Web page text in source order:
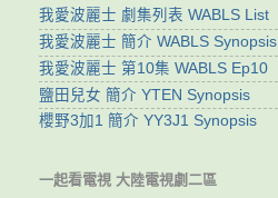
我愛波麗士 劇集列表 WABLS List
我愛波麗士 簡介 WABLS Synopsis
我愛波麗士 第10集 WABLS Ep10
鹽田兒女 簡介 YTEN Synopsis
櫻野3加1 簡介 YY3J1 Synopsis
一起看電視 大陸電視劇二區